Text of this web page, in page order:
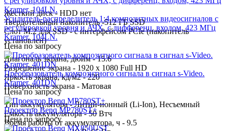
Жесткий диск - HDD нет
Твердотельный накопитель -512 ГБ SSD
Слот M.2 для SSD - с интерфейсом PCIe (накопитель
установлен)
Диагональ экрана, дюйм - 15.6
Разрешение экрана - 1920 x 1080 Full HD
Яркость экрана, кд/м2 - 220
Поверхность экрана - Матовая
Тип аккумулятора - Литий-ионный (Li-Ion), Несъемный
Емкость аккумулятора - 50 Втч
Время работы от аккумулятора, ч - 9.5
Усилитель-распределитель 1:4 композитных видеосигналов c
регулировкой уровня и АЧХ, с дифференц. входом, 423 МГц
Kramer, 104LN.
Цена по запросу
Преобразователь композитного сигнала в сигнал s-Video.
Kramer, 401DN
Цена по запросу
Проектор Benq MP780ST+
Цена по запросу